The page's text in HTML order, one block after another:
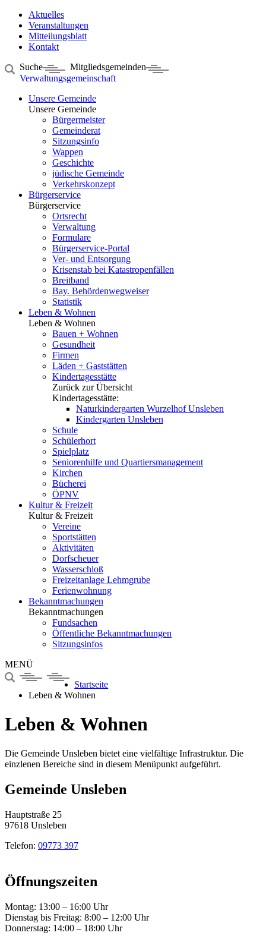
Aktuelles
Veranstaltungen
Mitteilungsblatt
Kontakt
Suche
Mitgliedsgemeinden
Verwaltungsgemeinschaft
Unsere Gemeinde
Unsere Gemeinde
Bürgermeister
Gemeinderat
Sitzungsinfo
Wappen
Geschichte
jüdische Gemeinde
Verkehrskonzept
Bürgerservice
Bürgerservice
Ortsrecht
Verwaltung
Formulare
Bürgerservice-Portal
Ver- und Entsorgung
Krisenstab bei Katastropenfällen
Breitband
Bay. Behördenwegweiser
Statistik
Leben & Wohnen
Leben & Wohnen
Bauen + Wohnen
Gesundheit
Firmen
Läden + Gaststätten
Kindertagesstätte
Zurück zur Übersicht
Kindertagesstätte:
Naturkindergarten Wurzelhof Unsleben
Kindergarten Unsleben
Schule
Schülerhort
Spielplatz
Seniorenhilfe und Quartiersmanagement
Kirchen
Bücherei
ÖPNV
Kultur & Freizeit
Kultur & Freizeit
Vereine
Sportstätten
Aktivitäten
Dorfscheuer
Wasserschloß
Freizeitanlage Lehmgrube
Ferienwohnung
Bekanntmachungen
Bekanntmachungen
Fundsachen
Öffentliche Bekanntmachungen
Sitzungsinfos
MENÜ
Startseite
Leben & Wohnen
Leben & Wohnen
Die Gemeinde Unsleben bietet eine vielfältige Infrastruktur. Die
einzlenen Bereiche sind in diesem Menüpunkt aufgeführt.
Gemeinde Unsleben
Hauptstraße 25
97618 Unsleben
Telefon: 09773 397
Öffnungszeiten
Montag: 13:00 – 16:00 Uhr
Dienstag bis Freitag: 8:00 – 12:00 Uhr
Donnerstag: 14:00 – 18:00 Uhr